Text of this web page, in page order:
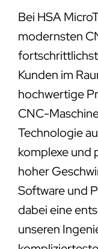
Bei HSA
modernsten
Kunden im
hochwertige
CNC-
Technologie
komplexe und
hoher
Software und
dabei eine
unseren